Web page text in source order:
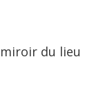
du lieu